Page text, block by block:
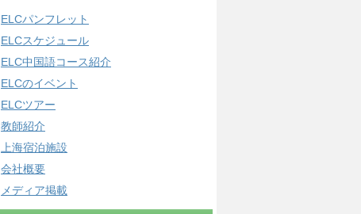
ELCパンフレット
ELCスケジュール
ELC中国語コース紹介
ELCのイベント
ELCツアー
教師紹介
上海宿泊施設
会社概要
メディア掲載